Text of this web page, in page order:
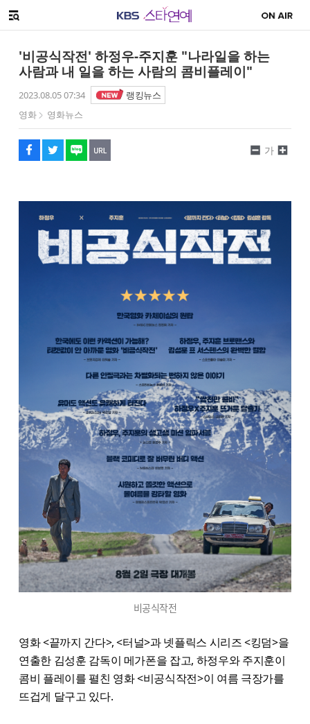
메뉴 열기
'비공식작전' 하정우-주지훈 "나라일을 하는
사람과 내 일을 하는 사람의 콤비플레이"
2023.08.05 07:34
랭킹뉴스
영화
영화뉴스
페이스북
트위터
네이버
URL복사
글씨 작게보기
가
글씨 크게보기
비공식작전
영화 <끝까지 간다>, <터널>과 넷플릭스 시리즈 <킹덤>을
연출한 김성훈 감독이 메가폰을 잡고, 하정우와 주지훈이
콤비 플레이를 펼친 영화 <비공식작전>이 여름 극장가를
뜨겁게 달구고 있다.
해시태그